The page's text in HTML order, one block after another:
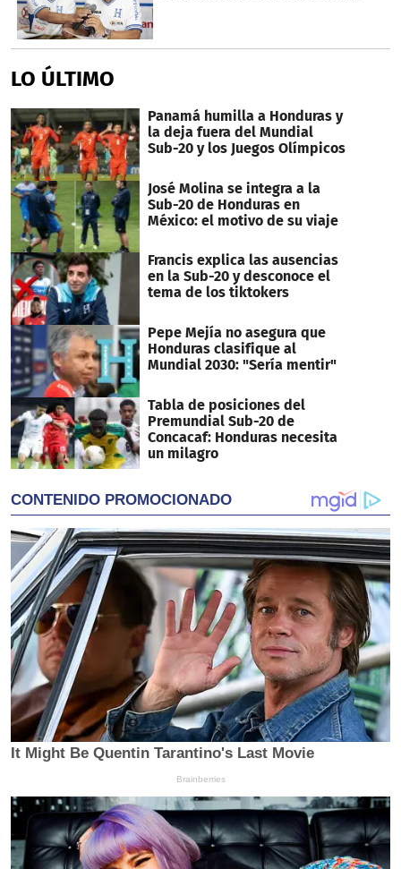
LO ÚLTIMO
Panamá humilla a Honduras y
la deja fuera del Mundial
Sub-20 y los Juegos Olímpicos
José Molina se integra a la
Sub-20 de Honduras en
México: el motivo de su viaje
Francis explica las ausencias
en la Sub-20 y desconoce el
tema de los tiktokers
Pepe Mejía no asegura que
Honduras clasifique al
Mundial 2030: "Sería mentir"
Tabla de posiciones del
Premundial Sub-20 de
Concacaf: Honduras necesita
un milagro